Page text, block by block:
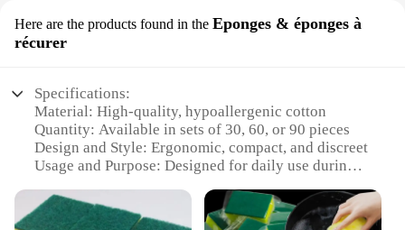
Here are the products found in the Eponges & éponges à
récurer
Specifications:
Material: High-quality, hypoallergenic cotton
Quantity: Available in sets of 30, 60, or 90 pieces
Design and Style: Ergonomic, compact, and discreet
Usage and Purpose: Designed for daily use during
Performance and Property: Superior absorbency and
odor control